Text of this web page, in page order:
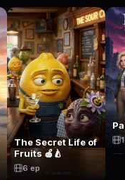
The Secret Life of
Fruits 🍎🍐
6 ep